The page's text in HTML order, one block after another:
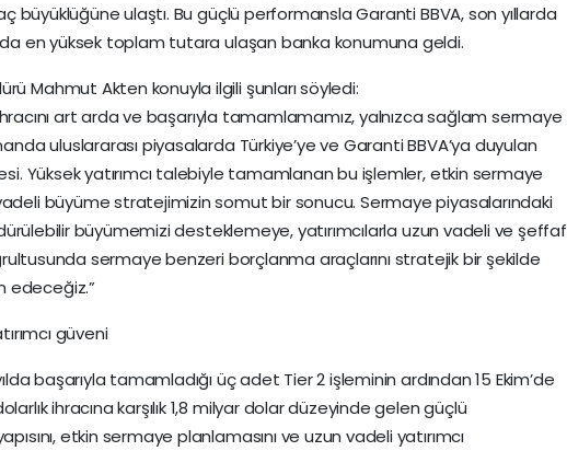
büyüklüğüne ulaştı. Bu güçlü performansla Garanti BBVA, son yıllarda
en yüksek toplam tutara ulaşan banka konumuna geldi.
Mahmut Akten konuyla ilgili şunları söyledi:
art arda ve başarıyla tamamlamamız, yalnızca sağlam sermaye
uluslararası piyasalarda Türkiye’ye ve Garanti BBVA’ya duyulan
Yüksek yatırımcı talebiyle tamamlanan bu işlemler, etkin sermaye
büyüme stratejimizin somut bir sonucu. Sermaye piyasalarındaki
büyümemizi desteklemeye, yatırımcılarla uzun vadeli ve şeffaf
sermaye benzeri borçlanma araçlarını stratejik bir şekilde
edeceğiz.”
güveni
başarıyla tamamladığı üç adet Tier 2 işleminin ardından 15 Ekim’de
ihracına karşılık 1,8 milyar dolar düzeyinde gelen güçlü
etkin sermaye planlamasını ve uzun vadeli yatırımcı